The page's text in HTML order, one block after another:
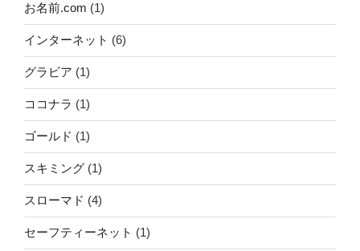
お名前.com (1)
インターネット (6)
グラビア (1)
ココナラ (1)
ゴールド (1)
スキミング (1)
スローマド (4)
セーフティーネット (1)